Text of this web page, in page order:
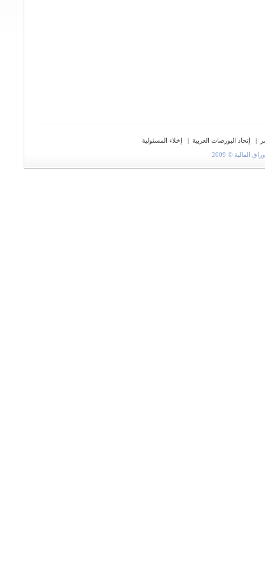
| إتحاد البورصات العربية |
إخلاء المسئولية
© 2009